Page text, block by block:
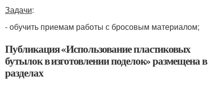
Задачи:
- обучить приемам работы с бросовым материалом;
Публикация «Использование пластиковых
бутылок в изготовлении поделок» размещена в
разделах